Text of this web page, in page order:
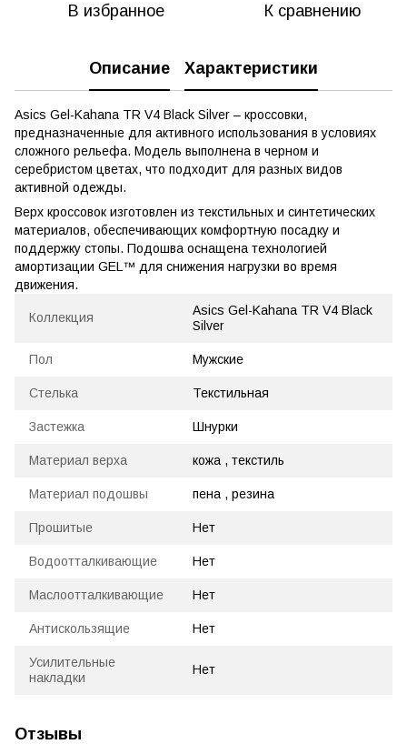
В избранное К сравнению
Описание Характеристики
Asics Gel-Kahana TR V4 Black Silver – кроссовки,
предназначенные для активного использования в условиях
сложного рельефа. Модель выполнена в черном и
серебристом цветах, что подходит для разных видов
активной одежды.
Верх кроссовок изготовлен из текстильных и синтетических
материалов, обеспечивающих комфортную посадку и
поддержку стопы. Подошва оснащена технологией
амортизации GEL™ для снижения нагрузки во время
движения.
Коллекция
Asics Gel-Kahana TR V4 Black
Silver
Пол Мужские
Стелька Текстильная
Застежка Шнурки
Материал верха кожа , текстиль
Материал подошвы пена , резина
Прошитые Нет
Водоотталкивающие Нет
Маслоотталкивающие Нет
Антискользящие Нет
Усилительные
накладки
Нет
Отзывы